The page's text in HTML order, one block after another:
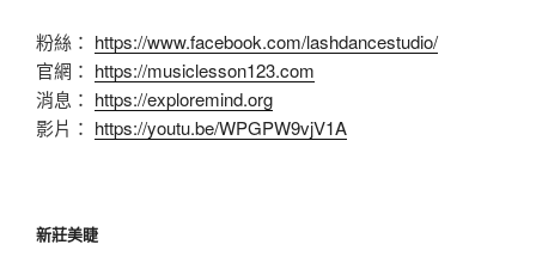
粉絲： https://www.facebook.com/lashdancestudio/
官網： https://musiclesson123.com
消息： https://exploremind.org
影片： https://youtu.be/WPGPW9vjV1A
新莊美睫